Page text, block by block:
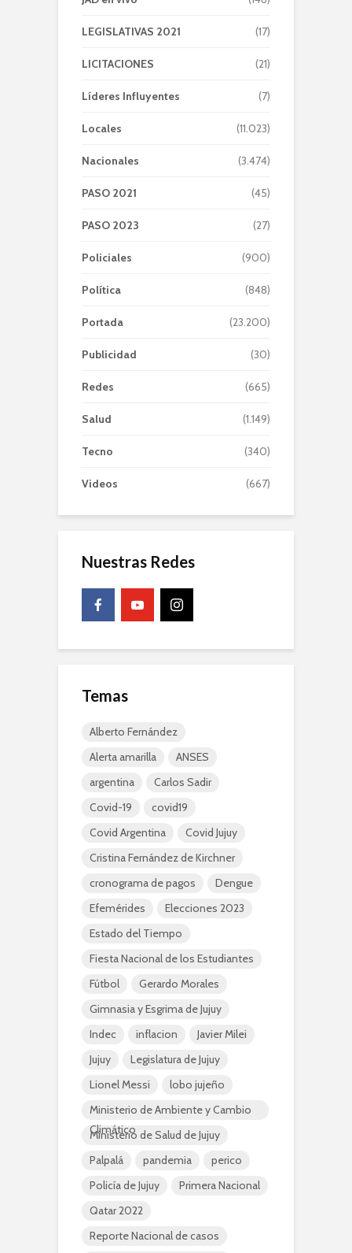
LEGISLATIVAS 2021 (17)
LICITACIONES (21)
Líderes Influyentes (7)
Locales (11.023)
Nacionales (3.474)
PASO 2021 (45)
PASO 2023 (27)
Policiales (900)
Política (848)
Portada (23.200)
Publicidad (30)
Redes (665)
Salud (1.149)
Tecno (340)
Videos (667)
Nuestras Redes
Temas
Alberto Fernández
Alerta amarilla
ANSES
argentina
Carlos Sadir
Covid-19
covid19
Covid Argentina
Covid Jujuy
Cristina Fernández de Kirchner
cronograma de pagos
Dengue
Efemérides
Elecciones 2023
Estado del Tiempo
Fiesta Nacional de los Estudiantes
Fútbol
Gerardo Morales
Gimnasia y Esgrima de Jujuy
Indec
inflacion
Javier Milei
Jujuy
Legislatura de Jujuy
Lionel Messi
lobo jujeño
Ministerio de Ambiente y Cambio
Climático
Ministerio de Salud de Jujuy
Palpalá
pandemia
perico
Policía de Jujuy
Primera Nacional
Qatar 2022
Reporte Nacional de casos